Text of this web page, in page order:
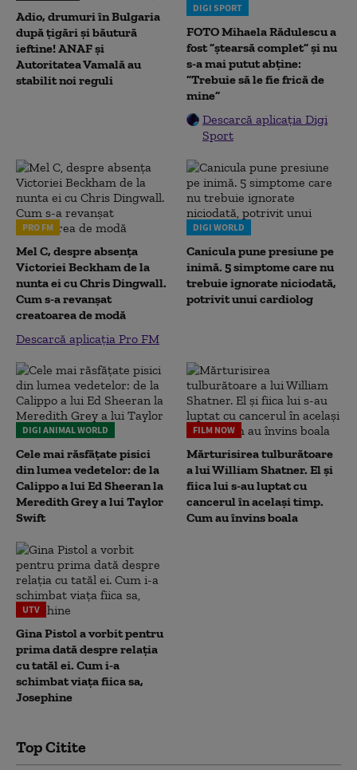
Adio, drumuri în Bulgaria
după țigări și băutură
ieftine! ANAF și
Autoritatea Vamală au
stabilit noi reguli
DIGI SPORT
FOTO Mihaela Rădulescu a
fost ”ștearsă complet” și nu
s-a mai putut abține:
”Trebuie să le fie frică de
mine”
Descarcă aplicația Digi
Sport
PRO FM
Mel C, despre absența
Victoriei Beckham de la
nunta ei cu Chris Dingwall.
Cum s-a revanșat
creatoarea de modă
Descarcă aplicația Pro FM
DIGI WORLD
Canicula pune presiune pe
inimă. 5 simptome care nu
trebuie ignorate niciodată,
potrivit unui cardiolog
DIGI ANIMAL WORLD
Cele mai răsfățate pisici
din lumea vedetelor: de la
Calippo a lui Ed Sheeran la
Meredith Grey a lui Taylor
Swift
FILM NOW
Mărturisirea tulburătoare
a lui William Shatner. El și
fiica lui s-au luptat cu
cancerul în același timp.
Cum au învins boala
UTV
Gina Pistol a vorbit pentru
prima dată despre relația
cu tatăl ei. Cum i-a
schimbat viața fiica sa,
Josephine
Top Citite